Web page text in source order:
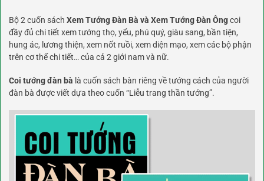
Bộ 2 cuốn sách Xem Tướng Đàn Bà và Xem Tướng Đàn Ôngcoi
đầy đủ chi tiết xem tướng thọ, yểu, phú quý, giàu sang, bần tiện,
hung ác, lương thiện, xem nốt ruồi, xem diện mạo, xem các bộ phận
trên cơ thể chi tiết… của cả 2 giới nam và nữ.
Coi tướng đàn bà là cuốn sách bàn riêng về tướng cách của người
đàn bà được viết dựa theo cuốn “Liễu trang thần tướng”.